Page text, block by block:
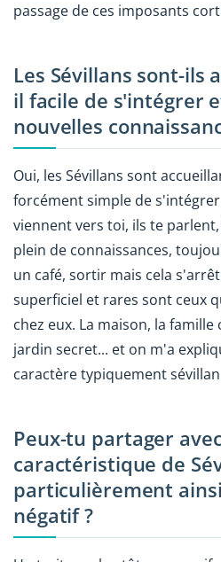
passage de ces imposants
Les Sévillans sont-ils
il facile de s'intégrer
nouvelles
Oui, les Sévillans sont
forcément simple de
viennent vers toi, ils te
plein de connaissances,
un café, sortir mais cela
superficiel et rares sont ceux
chez eux. La maison, la
jardin secret... et on m'a
caractère typiquement
Peux-tu partager
caractéristique de
particulièrement
négatif ?